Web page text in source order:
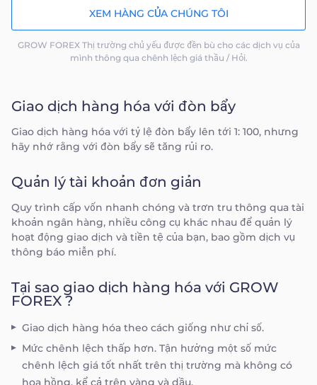
Giao dịch hàng hóa với đòn bẩy
Giao dịch hàng hóa với tỷ lệ đòn bẩy lên tới 1: 100, nhưng
hãy nhớ rằng với đòn bẩy sẽ tăng rủi ro.
Quản lý tài khoản đơn giản
Quy trình cấp vốn nhanh chóng và trơn tru thông qua tài
khoản ngân hàng, nhiều công cụ khác nhau để quản lý
hoạt động giao dịch và tiền tệ của bạn, bao gồm dịch vụ
thông báo miễn phí.
Tại sao giao dịch hàng hóa với GROW
FOREX ?
Giao dịch hàng hóa theo cách giống như chỉ số.
Mức chênh lệch thấp hơn. Tận hưởng một số mức
chênh lệch giá tốt nhất trên thị trường mà không có
hoa hồng, kể cả trên vàng và dầu.
XEM HÀNG CỦA CHÚNG TÔI
GROW FOREX Thị trường chủ yếu được đền bù cho các dịch vụ của
mình thông qua chênh lệch giá thầu / Hỏi.